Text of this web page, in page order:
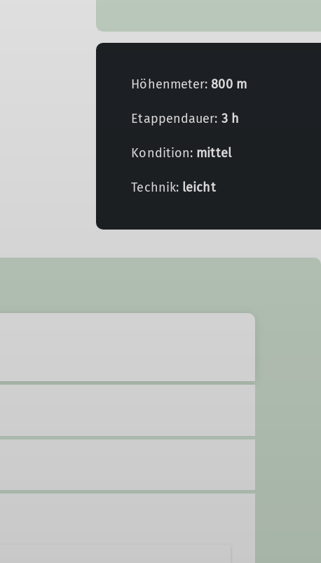
Höhenmeter:800 m
Etappendauer: 3 h
Kondition: mittel
Technik: leicht